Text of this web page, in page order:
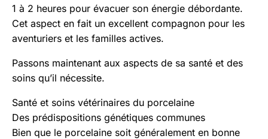
1 à 2 heures pour évacuer son énergie débordante.
Cet aspect en fait un excellent compagnon pour les
aventuriers et les familles actives.
Passons maintenant aux aspects de sa santé et des
soins qu’il nécessite.
Santé et soins vétérinaires du porcelaine
Des prédispositions génétiques communes
Bien que le porcelaine soit généralement en bonne